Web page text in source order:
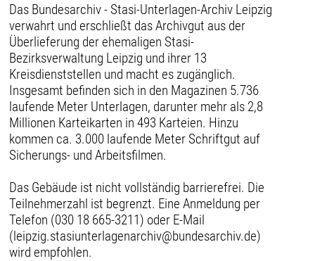
Das Bundesarchiv - Stasi-Unterlagen-Archiv Leipzig
verwahrt und erschließt das Archivgut aus der
Überlieferung der ehemaligen Stasi-
Bezirksverwaltung Leipzig und ihrer 13
Kreisdienststellen und macht es zugänglich.
Insgesamt befinden sich in den Magazinen 5.736
laufende Meter Unterlagen, darunter mehr als 2,8
Millionen Karteikarten in 493 Karteien. Hinzu
kommen ca. 3.000 laufende Meter Schriftgut auf
Sicherungs- und Arbeitsfilmen.
Das Gebäude ist nicht vollständig barrierefrei. Die
Teilnehmerzahl ist begrenzt. Eine Anmeldung per
Telefon (030 18 665-3211) oder E-Mail
(leipzig.stasiunterlagenarchiv@bundesarchiv.de)
wird empfohlen.